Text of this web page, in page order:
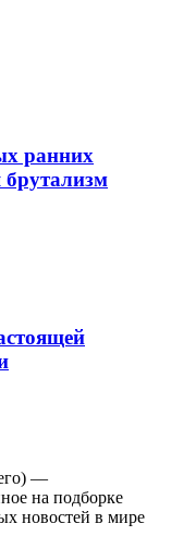
ранних
брутализм
—
на подборке
новостей в мире